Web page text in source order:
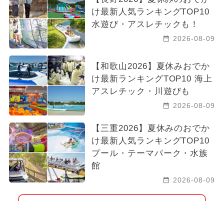
け最新人気ランキングTOP10
水遊び・アスレチックも！
2026-08-09
【和歌山2026】夏休みおでか
け最新ランキングTOP10 海上
アスレチック・川遊びも
2026-08-09
【三重2026】夏休みのおでか
け最新人気ランキングTOP10
プール・テーマパーク・水族
館
2026-08-09